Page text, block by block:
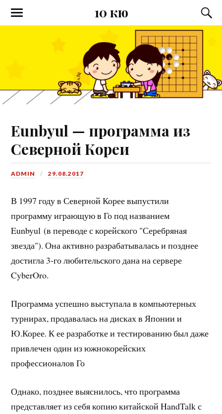
10 кю
Eunbyul — программа из
Северной Кореи
ADMIN 29.08.2017
В 1997 году в Северной Корее выпустили
программу играющую в Го под названием
Eunbyul (в переводе с корейского "Серебряная
звезда"). Она активно разрабатывалась и позднее
достигла 3-го любительского дана на сервере
CyberOro.
Программа успешно выступала в компьютерных
турнирах, продавалась на дисках в Японии и
Ю.Корее. К ее разработке и тестированию был даже
привлечен один из южнокорейских
профессионалов Го
Однако, позднее выяснилось, что программа
представляет из себя копию китайской HandTalk с